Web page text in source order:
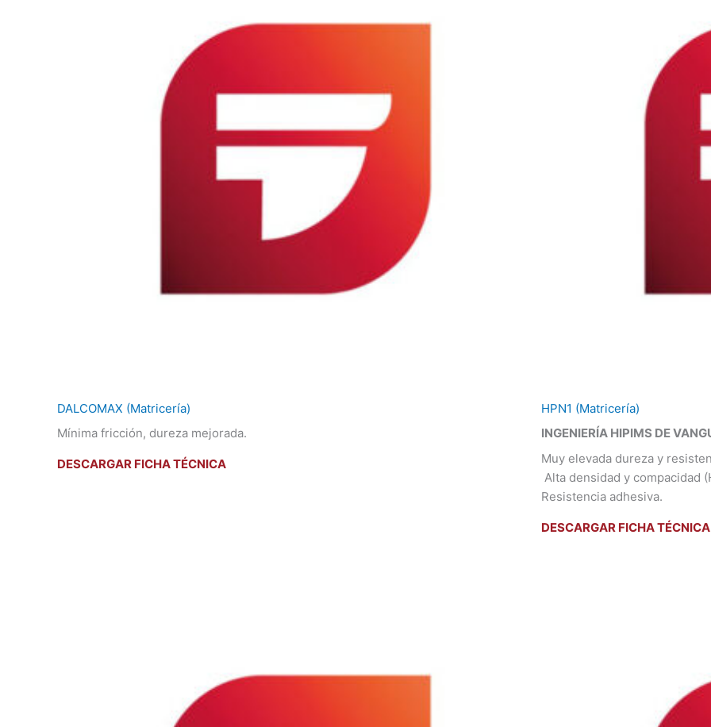
DALCOMAX (Matricería)
Mínima fricción, dureza mejorada.
DESCARGAR FICHA TÉCNICA
HPN1 (Matricería)
INGENIERÍA HIPIMS DE
Muy elevada dureza y
Alta densidad y compacidad
Resistencia adhesiva.
DESCARGAR FICHA TÉCNICA